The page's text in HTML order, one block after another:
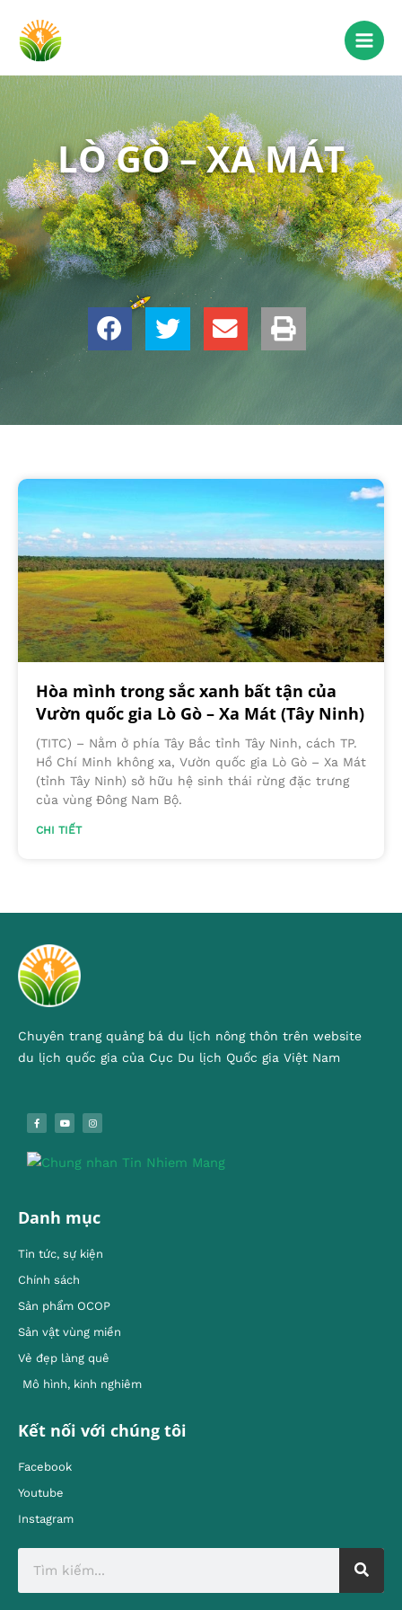
LÒ GÒ – XA MÁT
Hòa mình trong sắc xanh bất tận của
Vườn quốc gia Lò Gò – Xa Mát (Tây Ninh)
(TITC) – Nằm ở phía Tây Bắc tỉnh Tây Ninh, cách TP.
Hồ Chí Minh không xa, Vườn quốc gia Lò Gò – Xa Mát
(tỉnh Tây Ninh) sở hữu hệ sinh thái rừng đặc trưng
của vùng Đông Nam Bộ.
CHI TIẾT
Chuyên trang quảng bá du lịch nông thôn trên website
du lịch quốc gia của Cục Du lịch Quốc gia Việt Nam
Danh mục
Tin tức, sự kiện
Chính sách
Sản phẩm OCOP
Sản vật vùng miền
Vẻ đẹp làng quê
Mô hình, kinh nghiêm
Kết nối với chúng tôi
Facebook
Youtube
Instagram